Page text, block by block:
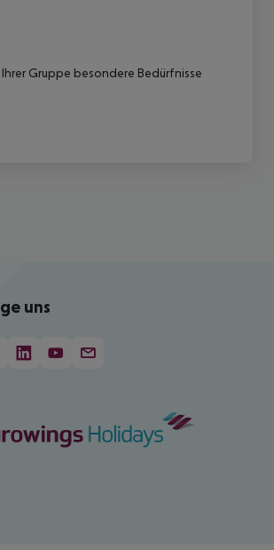
Gruppe besondere Bedürfnisse
uns